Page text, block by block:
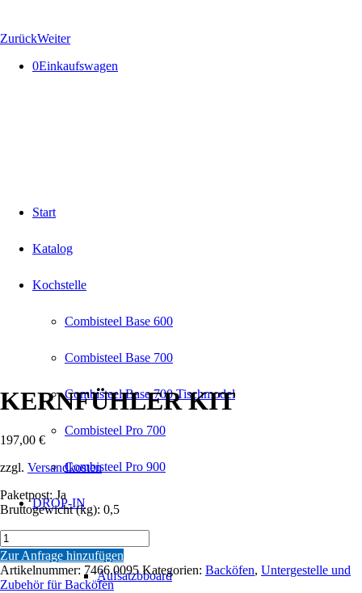
ZurückWeiter
0Einkaufswagen
Start
Katalog
Kochstelle
Combisteel Base 600
Combisteel Base 700
Combisteel Base 700 Tischmodel
Combisteel Pro 700
Combisteel Pro 900
DROP-IN
Aufsatzbboard
KERNFÜHLER KIT
197,00 €
zzgl. Versandkosten
Paketpost: Ja
Bruttogewicht (kg): 0,5
KERNFÜHLER
KIT
Menge
Zur Anfrage hinzufügen
Artikelnummer: 7466.0095 Kategorien: Backöfen, Untergestelle und
Zubehör für Backöfen